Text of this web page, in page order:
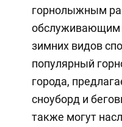
горнолыжным
обслуживающим
зимних видов
популярный
города,
сноуборд и
также могут